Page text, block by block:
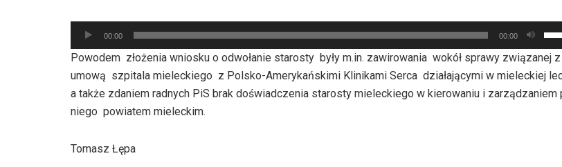
do
dołu
aby
Odtwarzacz
plików
dźwiękowych
00:00 00:00
do
Powodem złożenia wniosku o odwołanie starosty były m.in. zawirowania wokół sprawy związanej z
umową szpitala mieleckiego z Polsko-Amerykańskimi Klinikami Serca działającymi w mieleckiej
a także zdaniem radnych PiS brak doświadczenia starosty mieleckiego w kierowaniu i zarządzaniem
niego powiatem mieleckim.
Tomasz Łępa